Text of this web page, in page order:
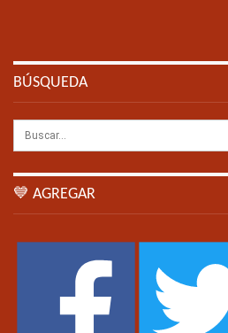
BÚSQUEDA
💙 AGREGAR